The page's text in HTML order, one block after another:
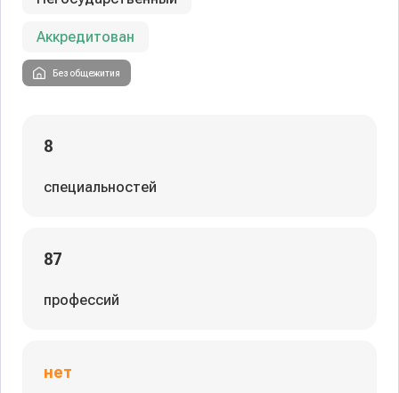
Аккредитован
Без общежития
8
специальностей
87
профессий
нет